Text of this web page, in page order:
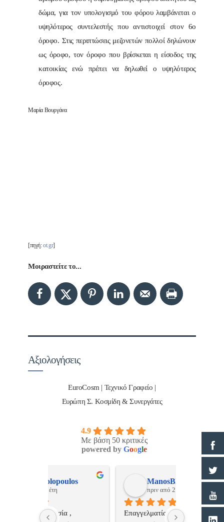
δώμα, για τον υπολογισμό του φόρου λαμβάνεται ο
υψηλότερος συντελεστής που αντιστοιχεί στον 6ο
όροφο. Στις περιπτώσεις μεζονετών πολλοί δηλώνουν
ως όροφο, τον όροφο που βρίσκεται η είσοδος της
κατοικίας ενώ πρέπει να δηλωθεί ο υψηλότερος
όροφος.
Μαρία Βουργάνα
[πηγή:ot.gr]
Μοιραστείτε το...
Αξιολογήσεις
EuroCosm | Τεχνικό Γραφείο |
Ευρώπη Σ. Κοσμίδη & Συνεργάτες
4.9
Με βάση 50 κριτικές
powered by Google
ManosBX
Επαγγελματίας  Άψογη